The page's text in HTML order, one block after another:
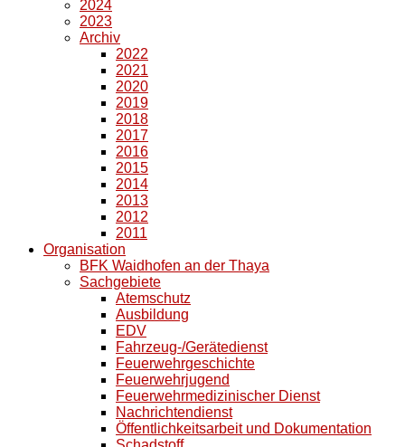
2024
2023
Archiv
2022
2021
2020
2019
2018
2017
2016
2015
2014
2013
2012
2011
Organisation
BFK Waidhofen an der Thaya
Sachgebiete
Atemschutz
Ausbildung
EDV
Fahrzeug-/Gerätedienst
Feuerwehrgeschichte
Feuerwehrjugend
Feuerwehrmedizinischer Dienst
Nachrichtendienst
Öffentlichkeitsarbeit und Dokumentation